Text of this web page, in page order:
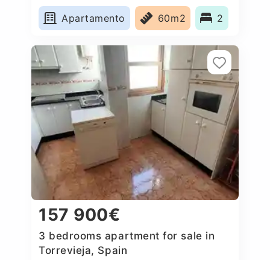
Apartamento
60m2 2
157 900€
3 bedrooms apartment for sale in
Torrevieja, Spain